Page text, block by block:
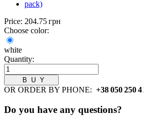
Price: 204.75 грн
Choose color:
white
Quantity:
OR ORDER BY PHONE: +38 050 250
Do you have any questions?